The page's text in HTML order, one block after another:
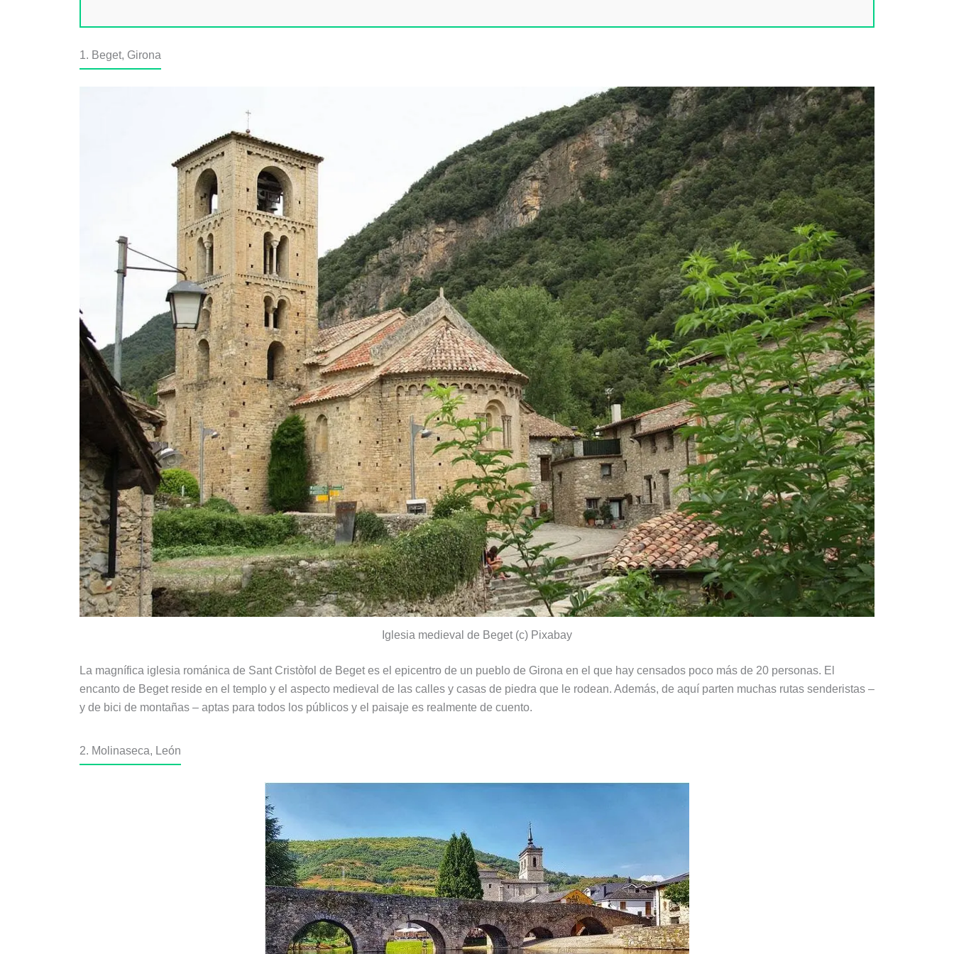
1. Beget, Girona
Iglesia medieval de Beget (c) Pixabay
La magnífica iglesia románica de Sant Cristòfol de Beget es el epicentro de un pueblo de Girona en el que hay censados poco más de 20 personas. El
encanto de Beget reside en el templo y el aspecto medieval de las calles y casas de piedra que le rodean. Además, de aquí parten muchas rutas senderistas –
y de bici de montañas – aptas para todos los públicos y el paisaje es realmente de cuento.
2. Molinaseca, León